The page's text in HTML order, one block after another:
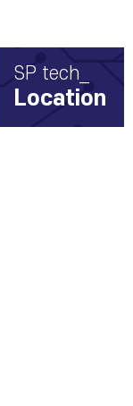
SP tech_
Location